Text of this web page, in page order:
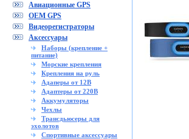
Авиационные GPS
OEM GPS
Видеорегистраторы
Аксессуары
Наборы (крепление +
питание)
Морские крепления
Крепления на руль
Адаперы от 12В
Адаптеры от 220В
Аккумуляторы
Чехлы
Трансдьюсеры для
эхолотов
Спортивные аксессуары